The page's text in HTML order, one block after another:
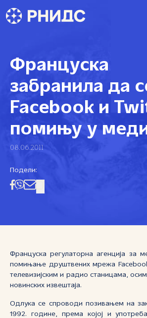
Француска
забранила да
Facebook и
помињу у
08.06.2011
Подели:
Француска регулаторна агенција за
помињање друштвених мрежа
телевизијским и радио станицама,
новинских извештаја.
Одлука се спроводи позивањем на
1992. године, према којој и